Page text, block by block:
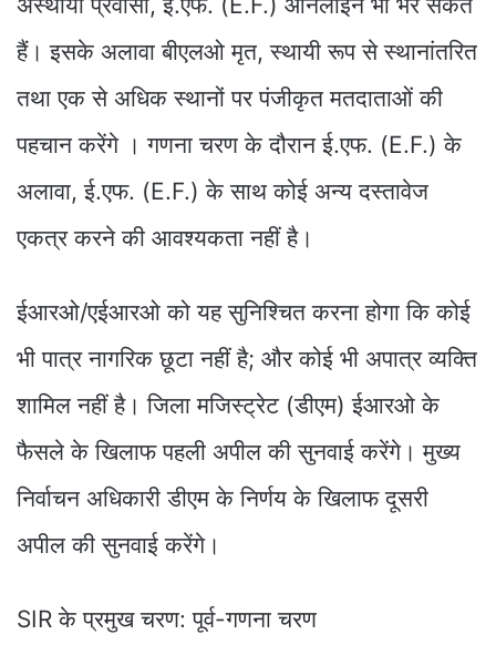
हैं। इसके अलावा बीएलओ मृत, स्थायी रूप से स्थानांतरित
तथा एक से अधिक स्थानों पर पंजीकृत मतदाताओं की
पहचान करेंगे । गणना चरण के दौरान ई.एफ. (E.F.) के
अलावा, ई.एफ. (E.F.) के साथ कोई अन्य दस्तावेज
एकत्र करने की आवश्यकता नहीं है।
ईआरओ/एईआरओ को यह सुनिश्चित करना होगा कि कोई
भी पात्र नागरिक छूटा नहीं है; और कोई भी अपात्र व्यक्ति
शामिल नहीं है। जिला मजिस्ट्रेट (डीएम) ईआरओ के
फैसले के खिलाफ पहली अपील की सुनवाई करेंगे। मुख्य
निर्वाचन अधिकारी डीएम के निर्णय के खिलाफ दूसरी
अपील की सुनवाई करेंगे।
SIR के प्रमुख चरण: पूर्व-गणना चरण